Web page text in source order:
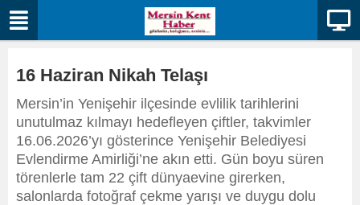
16 Haziran Nikah Telaşı
Mersin’in Yenişehir ilçesinde evlilik tarihlerini
unutulmaz kılmayı hedefleyen çiftler, takvimler
16.06.2026’yı gösterince Yenişehir Belediyesi
Evlendirme Amirliği’ne akın etti. Gün boyu süren
törenlerle tam 22 çift dünyaevine girerken,
salonlarda fotoğraf çekme yarışı ve duygu dolu